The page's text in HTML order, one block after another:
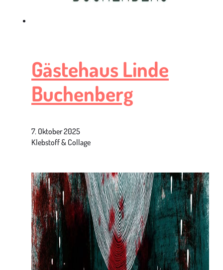
Gästehaus Linde
Buchenberg
7. Oktober 2025
Klebstoff & Collage